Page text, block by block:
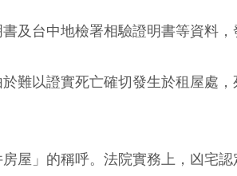
及台中地檢署相驗證明書等資料，
難以證實死亡確切發生於租屋處
屋」的稱呼。法院實務上，凶宅